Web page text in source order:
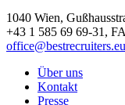
1040 Wien,
+43 1 585 69 69-31,
office@bestrecruiters.eu
Über uns
Kontakt
Presse